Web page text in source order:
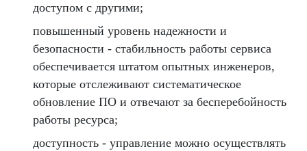
доступом с другими;
повышенный уровень надежности и
безопасности - стабильность работы сервиса
обеспечивается штатом опытных инженеров,
которые отслеживают систематическое
обновление ПО и отвечают за бесперебойность
работы ресурса;
доступность - управление можно осуществлять